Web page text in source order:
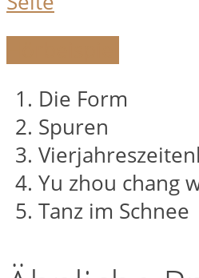
Die Form
Spuren
Yu zhou chang
Tanz im Schnee